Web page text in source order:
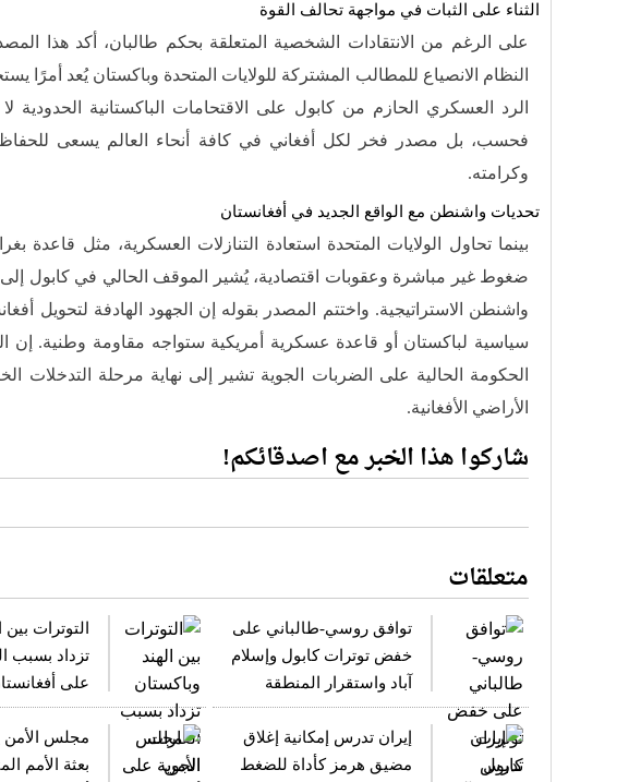
الثناء على الثبات في مواجهة تحالف القوة
على الرغم من الانتقادات الشخصية المتعلقة بحكم طالبان، أكد هذا
النظام الانصياع للمطالب المشتركة للولايات المتحدة وباكستان يُعد أمرًا
الرد العسكري الحازم من كابول على الاقتحامات الباكستانية الحدودية
فحسب، بل مصدر فخر لكل أفغاني في كافة أنحاء العالم يسعى
وكرامته.
تحديات واشنطن مع الواقع الجديد في أفغانستان
بينما تحاول الولايات المتحدة استعادة التنازلات العسكرية، مثل قاعدة
ضغوط غير مباشرة وعقوبات اقتصادية، يُشير الموقف الحالي في كابول
واشنطن الاستراتيجية. واختتم المصدر بقوله إن الجهود الهادفة لتحويل
سياسية لباكستان أو قاعدة عسكرية أمريكية ستواجه مقاومة وطنية. إن
الحكومة الحالية على الضربات الجوية تشير إلى نهاية مرحلة التدخلات
الأراضي الأفغانية.
شاركوا هذا الخبر مع اصدقائكم!
متعلقات
توافق روسي-طالباني على
خفض توترات كابول وإسلام
آباد واستقرار المنطقة
التوترات
تزداد بسبب
على
إيران تدرس إمكانية إغلاق
مضيق هرمز كأداة للضغط
مجلس
بعثة الأمم